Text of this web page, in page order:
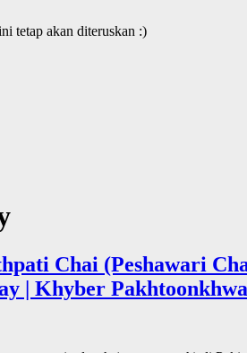
tetap akan diteruskan :)
Chai (Peshawari
| Khyber